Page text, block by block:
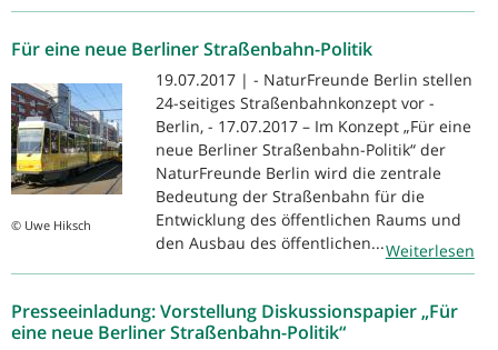
Für eine neue Berliner Straßenbahn-Politik
© Uwe Hiksch
19.07.2017 | - NaturFreunde Berlin stellen
24-seitiges Straßenbahnkonzept vor -
Berlin, - 17.07.2017 – Im Konzept „Für eine
neue Berliner Straßenbahn-Politik“ der
NaturFreunde Berlin wird die zentrale
Bedeutung der Straßenbahn für die
Entwicklung des öffentlichen Raums und
den Ausbau des öffentlichen...Weiterlesen
Presseeinladung: Vorstellung Diskussionspapier „Für
eine neue Berliner Straßenbahn-Politik“